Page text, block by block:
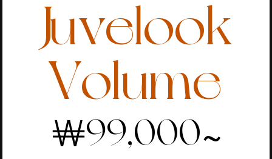
Juvelook
Volume
￦99,000~